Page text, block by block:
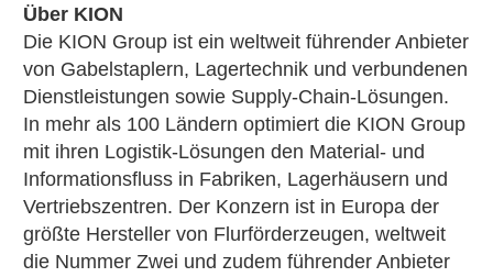
Über KION
Die KION Group ist ein weltweit führender Anbieter
von Gabelstaplern, Lagertechnik und verbundenen
Dienstleistungen sowie Supply-Chain-Lösungen.
In mehr als 100 Ländern optimiert die KION Group
mit ihren Logistik-Lösungen den Material- und
Informationsfluss in Fabriken, Lagerhäusern und
Vertriebszentren. Der Konzern ist in Europa der
größte Hersteller von Flurförderzeugen, weltweit
die Nummer Zwei und zudem führender Anbieter